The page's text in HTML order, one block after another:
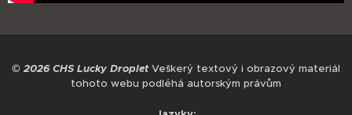
© 2026 CHS Lucky Droplet Veškerý textový i obrazový materiál
tohoto webu podléhá autorským právům